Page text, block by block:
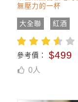
無壓力的一杯
大全聯 紅酒
參考價： $499
0人